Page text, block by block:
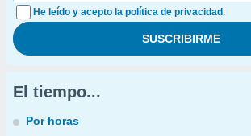
He leído y acepto la política de privacidad.
El tiempo...
Por horas